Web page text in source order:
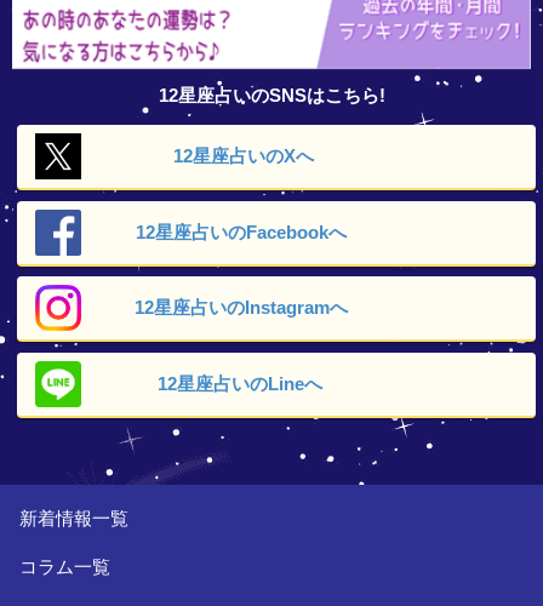
12星座占いのSNSはこちら!
12星座占いのXへ
12星座占いのFacebookへ
12星座占いのInstagramへ
12星座占いのLineへ
新着情報一覧
コラム一覧